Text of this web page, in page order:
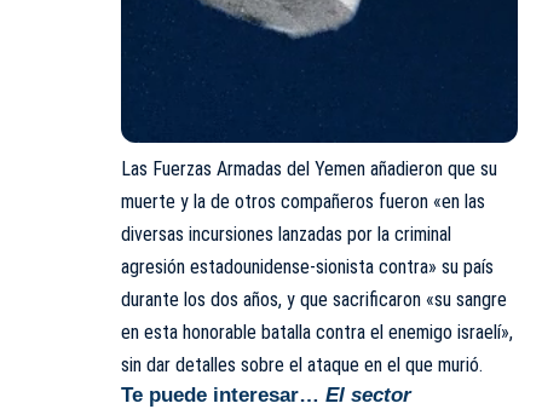
Las Fuerzas Armadas del Yemen añadieron que su
muerte y la de otros compañeros fueron «en las
diversas incursiones lanzadas por la criminal
agresión estadounidense-sionista contra» su país
durante los dos años, y que sacrificaron «su sangre
en esta honorable batalla contra el enemigo israelí»,
sin dar detalles sobre el ataque en el que murió.
Te puede interesar… El sector